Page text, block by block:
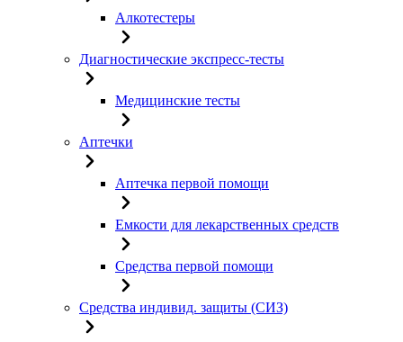
Алкотестеры
Диагностические экспресс-тесты
Медицинские тесты
Аптечки
Аптечка первой помощи
Емкости для лекарственных средств
Средства первой помощи
Средства индивид. защиты (СИЗ)